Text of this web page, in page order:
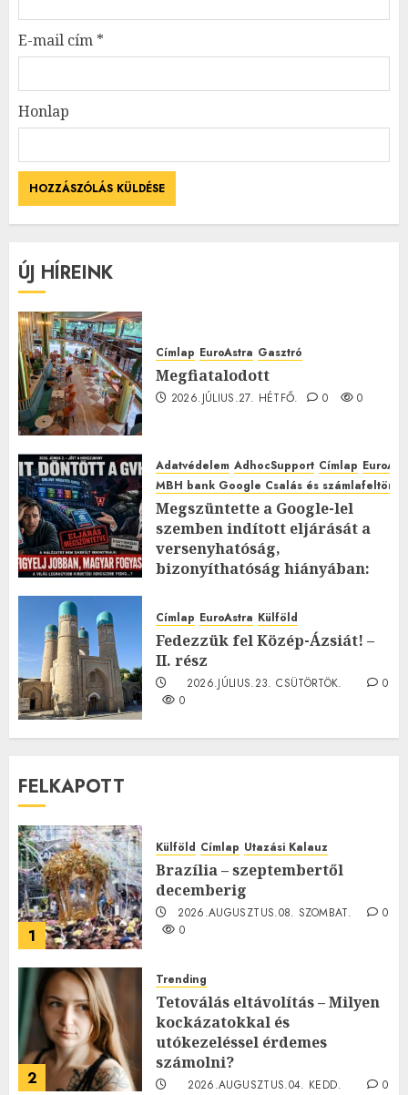
E-mail cím *
Honlap
ÚJ HÍREINK
Címlap EuroAstra Gasztró
Megfiatalodott
2026.JÚLIUS.27. HÉTFŐ. 0 0
Adatvédelem AdhocSupport Címlap
MBH bank Google Csalás és
Megszüntette a Google-lel
szemben indított eljárását a
versenyhatóság,
bizonyíthatóság hiányában:
2026.JÚLIUS.23. CSÜTÖRTÖK.
0
Címlap EuroAstra Külföld
Fedezzük fel Közép-Ázsiát! –
II. rész
2026.JÚLIUS.23. CSÜTÖRTÖK.
0
0
FELKAPOTT
1
Külföld Címlap Utazási Kalauz
Brazília – szeptembertől
decemberig
2026.AUGUSZTUS.08. SZOMBAT.
0
0
2
Trending
Tetoválás eltávolítás – Milyen
kockázatokkal és
utókezeléssel érdemes
számolni?
2026.AUGUSZTUS.04. KEDD.
0